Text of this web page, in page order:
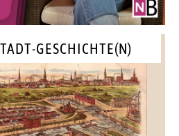
GESCHICHTE(N)